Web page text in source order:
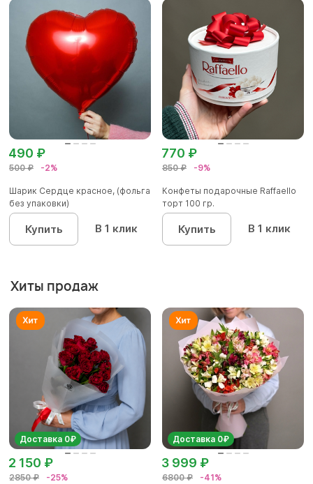
500 ₽ -2%
490 ₽
Шарик Сердце красное, (фольга
без упаковки)
Купить В 1 клик
850 ₽ -9%
770 ₽
Конфеты подарочные Raffaello
торт 100 гр.
Купить В 1 клик
Хиты продаж
Доставка 0₽
2850 ₽ -25%
2 150 ₽
Доставка 0₽
6800 ₽ -41%
3 999 ₽